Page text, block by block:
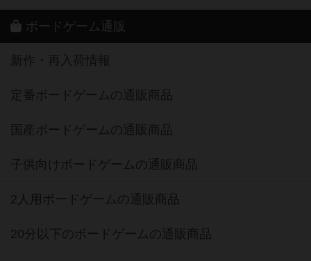
ボードゲーム通販
新作・再入荷情報
定番ボードゲームの通販商品
国産ボードゲームの通販商品
子供向けボードゲームの通販商品
2人用ボードゲームの通販商品
20分以下のボードゲームの通販商品